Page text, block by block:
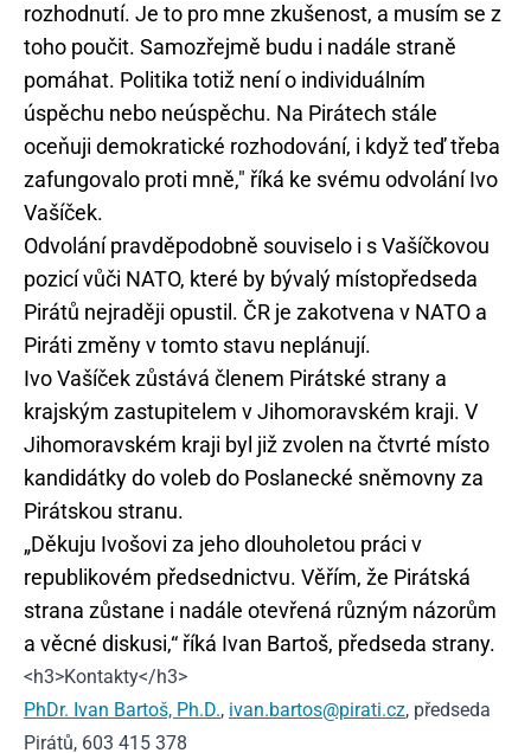
rozhodnutí. Je to pro mne zkušenost, a musím se z
toho poučit. Samozřejmě budu i nadále straně
pomáhat. Politika totiž není o individuálním
úspěchu nebo neúspěchu. Na Pirátech stále
oceňuji demokratické rozhodování, i když teď třeba
zafungovalo proti mně," říká ke svému odvolání Ivo
Vašíček.
Odvolání pravděpodobně souviselo i s Vašíčkovou
pozicí vůči NATO, které by bývalý místopředseda
Pirátů nejraději opustil. ČR je zakotvena v NATO a
Piráti změny v tomto stavu neplánují.
Ivo Vašíček zůstává členem Pirátské strany a
krajským zastupitelem v Jihomoravském kraji. V
Jihomoravském kraji byl již zvolen na čtvrté místo
kandidátky do voleb do Poslanecké sněmovny za
Pirátskou stranu.
„Děkuju Ivošovi za jeho dlouholetou práci v
republikovém předsednictvu. Věřím, že Pirátská
strana zůstane i nadále otevřená různým názorům
a věcné diskusi,“ říká Ivan Bartoš, předseda strany.
<h3>Kontakty</h3>
PhDr. Ivan Bartoš, Ph.D., ivan.bartos@pirati.cz, předseda
Pirátů, 603 415 378